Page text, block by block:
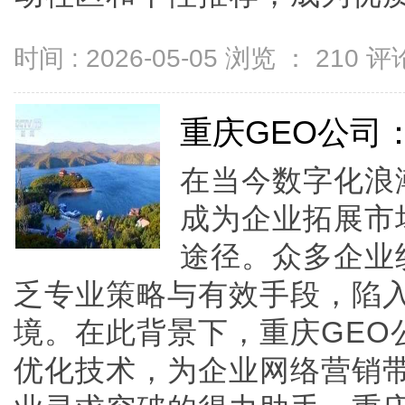
时间 : 2026-05-05 浏览 ： 210 评
重庆GEO公司
在当今数字化
成为企业拓展
途径。众多企
乏专业策略与有效手段，陷
境。在此背景下，重庆GEO
优化技术，为企业网络营销